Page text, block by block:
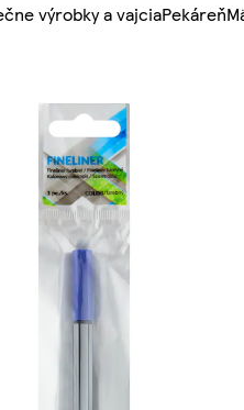
výrobky a vajciaPekáreň